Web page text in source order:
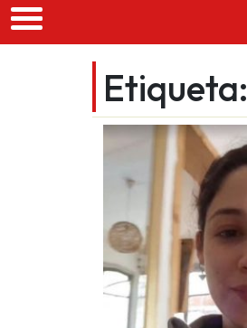
Etiqueta: